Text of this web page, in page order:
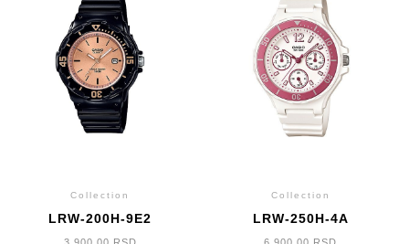
Collection
LRW-200H-9E2
Collection
LRW-250H-4A